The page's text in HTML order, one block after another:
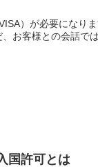
）が必要になり
お客様との会話で
国許可とは